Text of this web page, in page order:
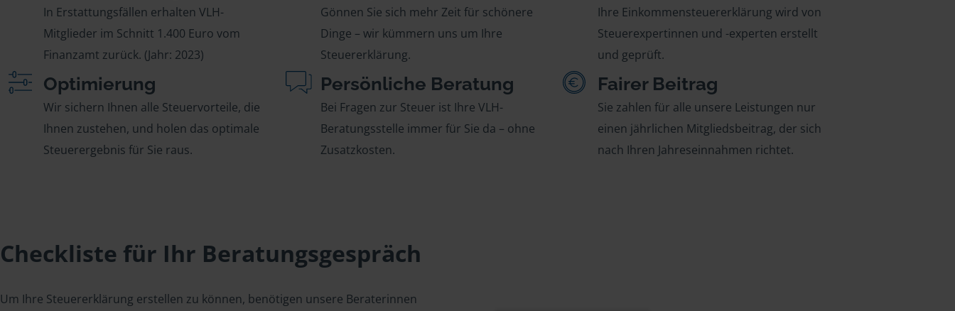
In Erstattungsfällen erhalten VLH-
Mitglieder im Schnitt 1.400 Euro vom
Finanzamt zurück. (Jahr: 2023)
Gönnen Sie sich mehr Zeit für schönere
Dinge – wir kümmern uns um Ihre
Steuererklärung.
Ihre Einkommensteuererklärung wird von
Steuerexpertinnen und -experten erstellt
und geprüft.
Optimierung
Wir sichern Ihnen alle Steuervorteile, die
Ihnen zustehen, und holen das optimale
Steuerergebnis für Sie raus.
Persönliche Beratung
Bei Fragen zur Steuer ist Ihre VLH-
Beratungsstelle immer für Sie da – ohne
Zusatzkosten.
Fairer Beitrag
Sie zahlen für alle unsere Leistungen nur
einen jährlichen Mitgliedsbeitrag, der sich
nach Ihren Jahreseinnahmen richtet.
Checkliste für Ihr Beratungsgespräch
Um Ihre Steuererklärung erstellen zu können, benötigen unsere Beraterinnen